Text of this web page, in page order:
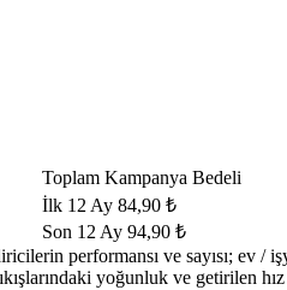
​Toplam Kampanya Bedeli
​İlk 12 Ay 84,90 ₺​
Son 12 Ay 94,90 ₺​
performansı ve sayısı; ev /
yoğunluk ve getirilen hız